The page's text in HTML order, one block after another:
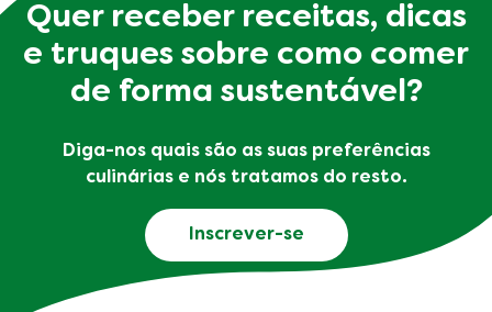
Quer receber receitas, dicas
e truques sobre como comer
de forma sustentável?
Diga-nos quais são as suas preferências
culinárias e nós tratamos do resto.
Inscrever-se